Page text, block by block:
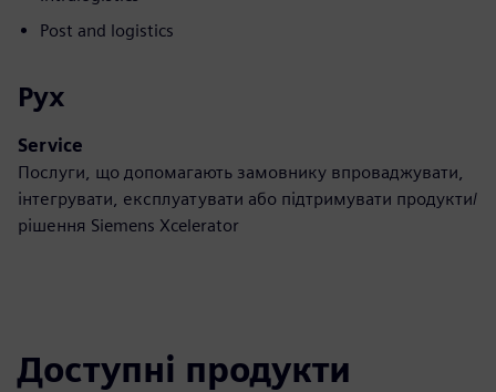
Post and logistics
Рух
Service
Послуги, що допомагають замовнику впроваджувати,
інтегрувати, експлуатувати або підтримувати продукти/
рішення Siemens Xcelerator
Доступні продукти